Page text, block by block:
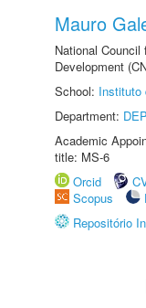
Mauro
National
Development
School: Instituto
Department:
Academic
title: MS-6
Orcid
Scopus
Repositório